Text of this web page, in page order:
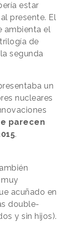
estar
presente. El
ambienta el
de
segunda
un
nucleares
parecen
.
acuñado en
double-
y sin hijos).